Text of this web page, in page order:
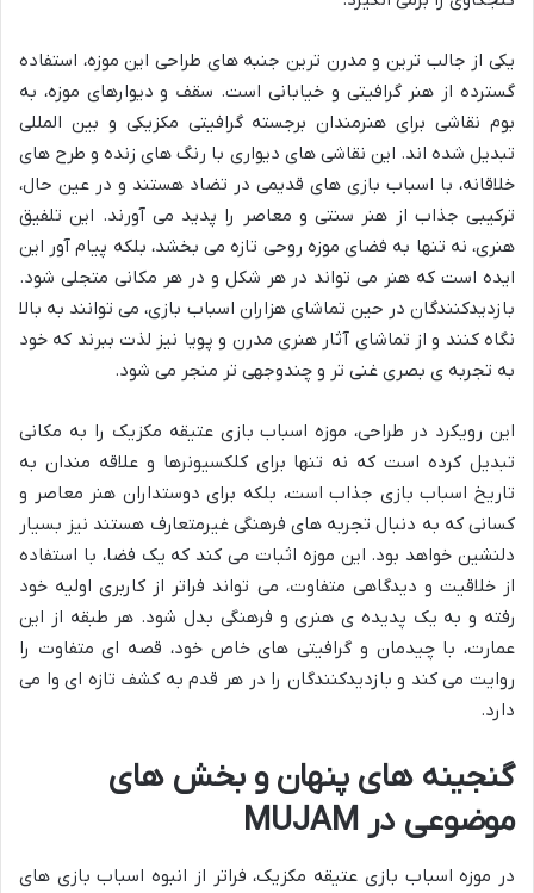
یکی از جالب ترین و مدرن ترین جنبه های طراحی این موزه، استفاده
گسترده از هنر گرافیتی و خیابانی است. سقف و دیوارهای موزه، به
بوم نقاشی برای هنرمندان برجسته گرافیتی مکزیکی و بین المللی
تبدیل شده اند. این نقاشی های دیواری با رنگ های زنده و طرح های
خلاقانه، با اسباب بازی های قدیمی در تضاد هستند و در عین حال،
ترکیبی جذاب از هنر سنتی و معاصر را پدید می آورند. این تلفیق
هنری، نه تنها به فضای موزه روحی تازه می بخشد، بلکه پیام آور این
ایده است که هنر می تواند در هر شکل و در هر مکانی متجلی شود.
بازدیدکنندگان در حین تماشای هزاران اسباب بازی، می توانند به بالا
نگاه کنند و از تماشای آثار هنری مدرن و پویا نیز لذت ببرند که خود
به تجربه ی بصری غنی تر و چندوجهی تر منجر می شود.
این رویکرد در طراحی، موزه اسباب بازی عتیقه مکزیک را به مکانی
تبدیل کرده است که نه تنها برای کلکسیونرها و علاقه مندان به
تاریخ اسباب بازی جذاب است، بلکه برای دوستداران هنر معاصر و
کسانی که به دنبال تجربه های فرهنگی غیرمتعارف هستند نیز بسیار
دلنشین خواهد بود. این موزه اثبات می کند که یک فضا، با استفاده
از خلاقیت و دیدگاهی متفاوت، می تواند فراتر از کاربری اولیه خود
رفته و به یک پدیده ی هنری و فرهنگی بدل شود. هر طبقه از این
عمارت، با چیدمان و گرافیتی های خاص خود، قصه ای متفاوت را
روایت می کند و بازدیدکنندگان را در هر قدم به کشف تازه ای وا می
دارد.
گنجینه های پنهان و بخش های
موضوعی در MUJAM
در موزه اسباب بازی عتیقه مکزیک، فراتر از انبوه اسباب بازی های